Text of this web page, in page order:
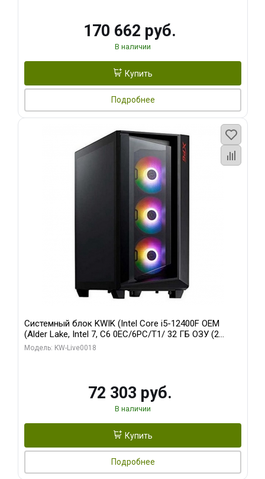
170 662 руб.
В наличии
Купить
Подробнее
Системный блок KWIK (Intel Core i5-12400F OEM
(Alder Lake, Intel 7, C6 0EC/6PC/T1/ 32 ГБ ОЗУ (2
модуля)/ Ninja Sinotex GTX1660 SUPER 6GB GDDR6
Модель: KW-Live0018
72 303 руб.
В наличии
Купить
Подробнее